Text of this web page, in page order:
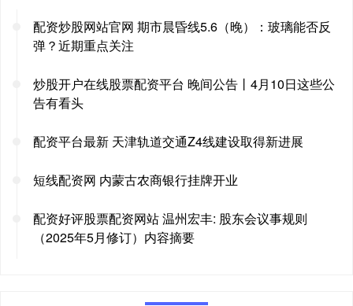
配资炒股网站官网 期市晨昏线5.6（晚）：玻璃能否反
弹？近期重点关注
炒股开户在线股票配资平台 晚间公告丨4月10日这些公
告有看头
配资平台最新 天津轨道交通Z4线建设取得新进展
短线配资网 内蒙古农商银行挂牌开业
配资好评股票配资网站 温州宏丰: 股东会议事规则
（2025年5月修订）内容摘要